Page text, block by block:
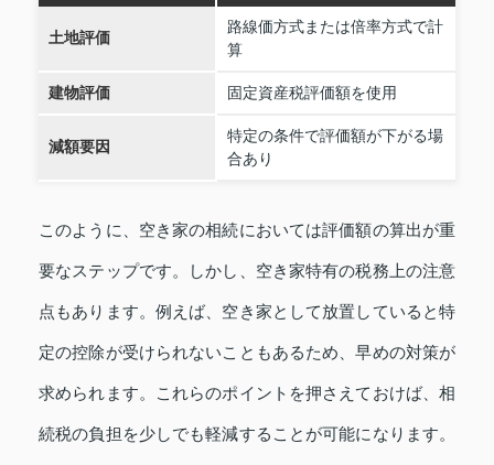
土地評価
路線価方式または倍率方式で計
算
建物評価 固定資産税評価額を使用
減額要因
特定の条件で評価額が下がる場
合あり
このように、空き家の相続においては評価額の算出が重
要なステップです。しかし、空き家特有の税務上の注意
点もあります。例えば、空き家として放置していると特
定の控除が受けられないこともあるため、早めの対策が
求められます。これらのポイントを押さえておけば、相
続税の負担を少しでも軽減することが可能になります。